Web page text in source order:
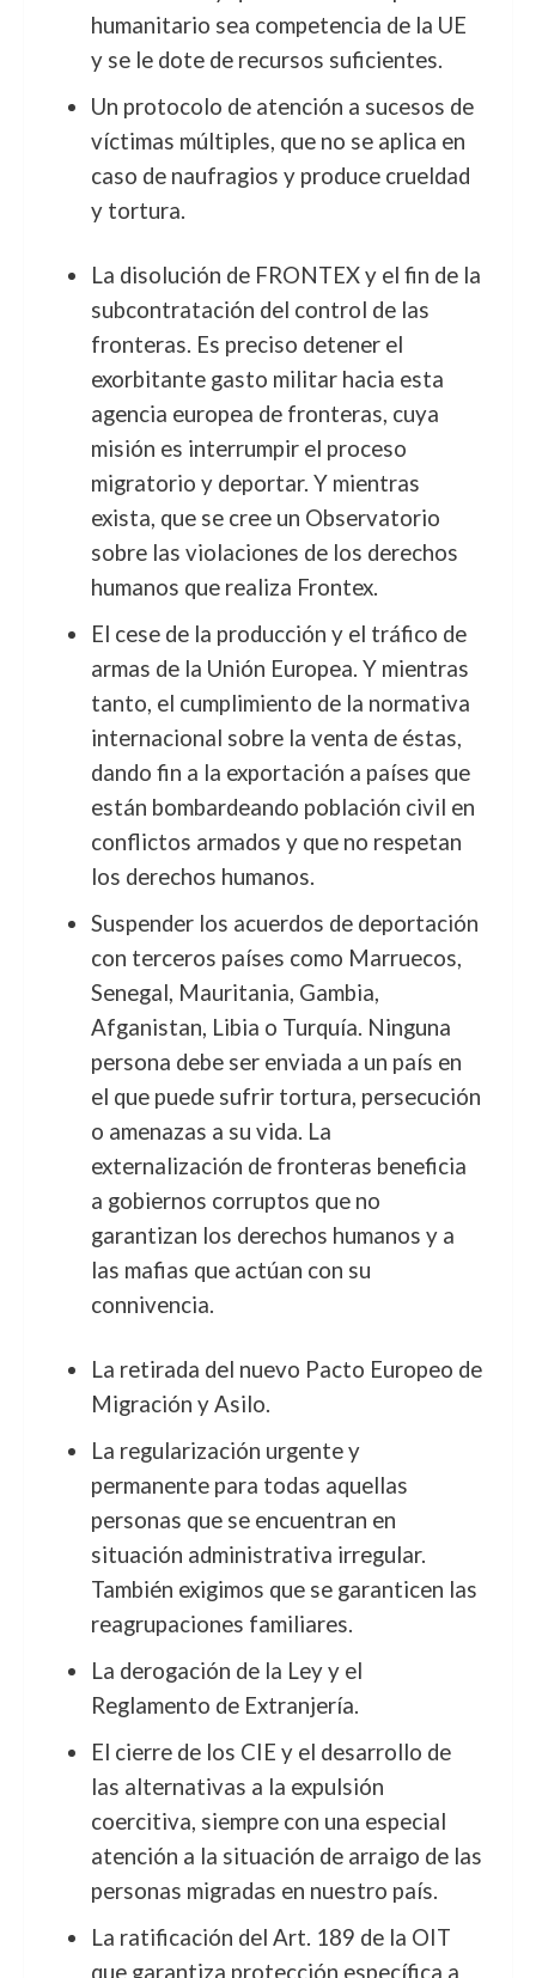
humanitario sea competencia de la UE
y se le dote de recursos suficientes.
Un protocolo de atención a sucesos de
víctimas múltiples, que no se aplica en
caso de naufragios y produce crueldad
y tortura.
La disolución de FRONTEX y el fin de la
subcontratación del control de las
fronteras. Es preciso detener el
exorbitante gasto militar hacia esta
agencia europea de fronteras, cuya
misión es interrumpir el proceso
migratorio y deportar. Y mientras
exista, que se cree un Observatorio
sobre las violaciones de los derechos
humanos que realiza Frontex.
El cese de la producción y el tráfico de
armas de la Unión Europea. Y mientras
tanto, el cumplimiento de la normativa
internacional sobre la venta de éstas,
dando fin a la exportación a países que
están bombardeando población civil en
conflictos armados y que no respetan
los derechos humanos.
Suspender los acuerdos de deportación
con terceros países como Marruecos,
Senegal, Mauritania, Gambia,
Afganistan, Libia o Turquía. Ninguna
persona debe ser enviada a un país en
el que puede sufrir tortura, persecución
o amenazas a su vida. La
externalización de fronteras beneficia
a gobiernos corruptos que no
garantizan los derechos humanos y a
las mafias que actúan con su
connivencia.
La retirada del nuevo Pacto Europeo de
Migración y Asilo.
La regularización urgente y
permanente para todas aquellas
personas que se encuentran en
situación administrativa irregular.
También exigimos que se garanticen las
reagrupaciones familiares.
La derogación de la Ley y el
Reglamento de Extranjería.
El cierre de los CIE y el desarrollo de
las alternativas a la expulsión
coercitiva, siempre con una especial
atención a la situación de arraigo de las
personas migradas en nuestro país.
La ratificación del Art. 189 de la OIT
que garantiza protección específica a